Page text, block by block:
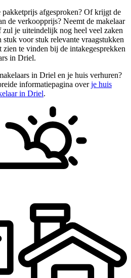
pakketprijs afgesproken? Of krijgt de
de verkoopprijs? Neemt de makelaar
je uiteindelijk nog heel veel zaken
voor stuk relevante vraagstukken
te vinden bij de intakegesprekken
in Driel.
in Driel en je huis verhuren?
informatiepagina overje huis
in Driel.